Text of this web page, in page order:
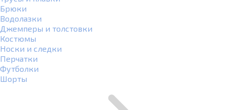
Брюки
Водолазки
Джемперы и толстовки
Костюмы
Носки и следки
Перчатки
Футболки
Шорты